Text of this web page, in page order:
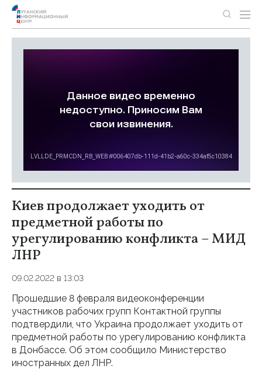
Киев продолжает уходить от
предметной работы по
урегулированию конфликта – МИД
ЛНР
09.02.2022 в 13:03
Прошедшие 8 февраля видеоконференции
участников рабочих групп Контактной группы
подтвердили, что Украина продолжает уходить от
предметной работы по урегулированию конфликта
в Донбассе. Об этом сообщило Министерство
иностранных дел ЛНР.